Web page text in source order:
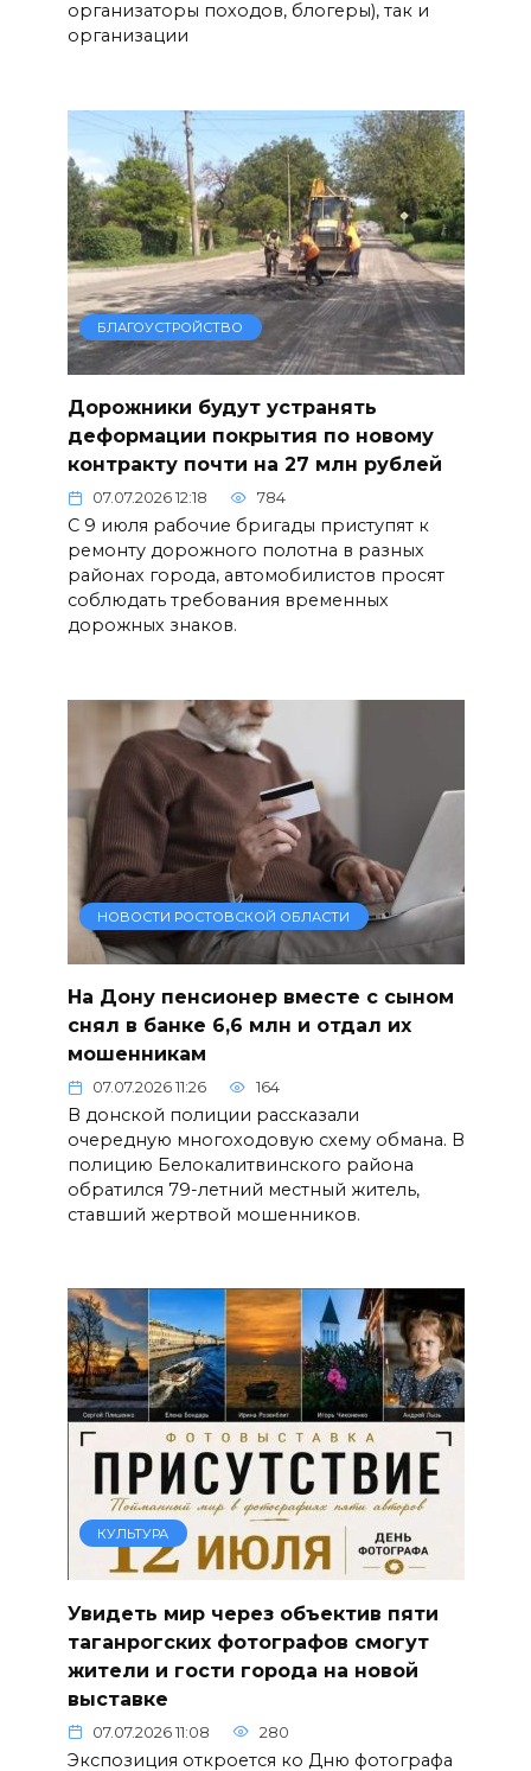
организаторы походов, блогеры), так и
организации
БЛАГОУСТРОЙСТВО
Дорожники будут устранять
деформации покрытия по новому
контракту почти на 27 млн рублей
07.07.2026 12:18 784
С 9 июля рабочие бригады приступят к
ремонту дорожного полотна в разных
районах города, автомобилистов просят
соблюдать требования временных
дорожных знаков.
НОВОСТИ РОСТОВСКОЙ ОБЛАСТИ
На Дону пенсионер вместе с сыном
снял в банке 6,6 млн и отдал их
мошенникам
07.07.2026 11:26 164
В донской полиции рассказали
очередную многоходовую схему обмана. В
полицию Белокалитвинского района
обратился 79-летний местный житель,
ставший жертвой мошенников.
КУЛЬТУРА
Увидеть мир через объектив пяти
таганрогских фотографов смогут
жители и гости города на новой
выставке
07.07.2026 11:08 280
Экспозиция откроется ко Дню фотографа